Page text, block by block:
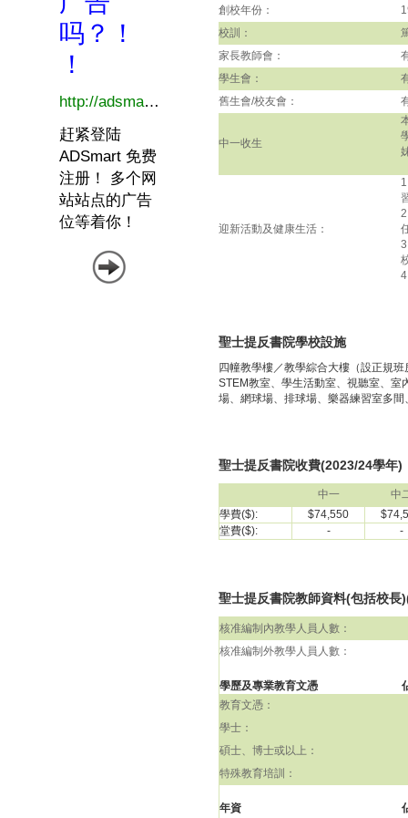
創校年份：
校訓：
家長教師會：
學生會：
舊生會/校友會：
中一收生
迎新活動及健康生活：
聖士提反書院學校設施
四幢教學樓／教學綜合大樓（設正規
STEM教室、學生活動室、視聽室、
場、網球場、排球場、樂器練習室多
聖士提反書院收費(2023/24學年)
中一
中
學費($):
$74,550
堂費($):
- -
聖士提反書院教師資料(包括校長
核准編制內教學人員人數：
核准編制外教學人員人數：
學歷及專業教育文憑
教育文憑：
學士：
碩士、博士或以上：
特殊教育培訓：
年資